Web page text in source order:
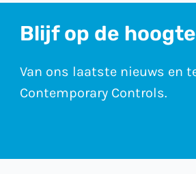
Blijf op de
Van ons laatste nieuws en
Contemporary Controls.